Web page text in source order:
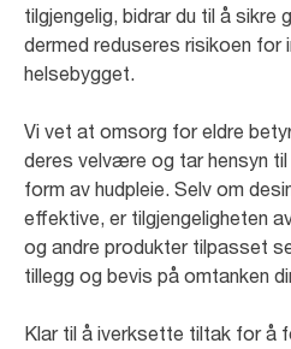
tilgjengelig, bidrar du til å sikre
dermed reduseres risikoen for
helsebygget.
Vi vet at omsorg for eldre
deres velvære og tar hensyn
form av hudpleie. Selv om
effektive, er tilgjengeligheten
og andre produkter tilpasset
tillegg og bevis på omtanken
Klar til å iverksette tiltak for å